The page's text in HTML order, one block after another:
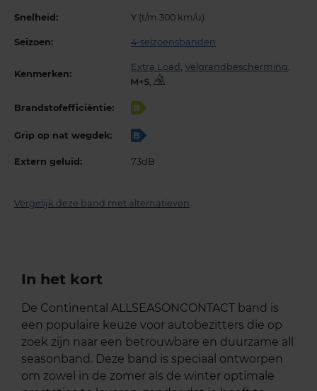
Snelheid: Y (t/m 300 km/u)
Seizoen: 4-seizoensbanden
Kenmerken:
Extra Load , Velgrandbescherming,
,
Brandstofefficiëntie: B
Grip op nat wegdek: B
Extern geluid: 73dB
Vergelijk deze band met alternatieven
In het kort
De Continental ALLSEASONCONTACT band is
een populaire keuze voor autobezitters die op
zoek zijn naar een betrouwbare en duurzame all
seasonband. Deze band is speciaal ontworpen
om zowel in de zomer als de winter optimale